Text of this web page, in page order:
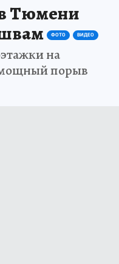
Тюмени
ФОТО ВИДЕО
на
порыв